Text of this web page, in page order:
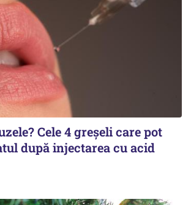
Cele 4 greșeli care pot
după injectarea cu acid